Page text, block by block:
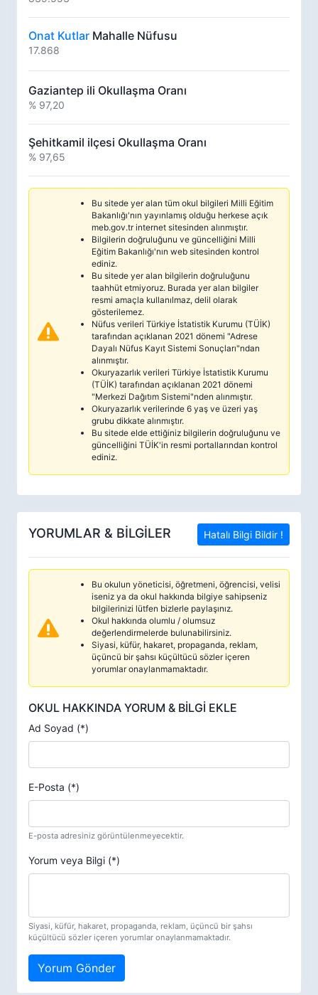
Onat Kutlar Mahalle Nüfusu
17.868
Gaziantep ili Okullaşma Oranı
% 97,20
Şehitkamil ilçesi Okullaşma Oranı
% 97,65
Bu sitede yer alan tüm okul bilgileri Milli Eğitim
Bakanlığı'nın yayınlamış olduğu herkese açık
meb.gov.tr internet sitesinden alınmıştır.
Bilgilerin doğruluğunu ve güncelliğini Milli
Eğitim Bakanlığı'nın web sitesinden kontrol
ediniz.
Bu sitede yer alan bilgilerin doğruluğunu
taahhüt etmiyoruz. Burada yer alan bilgiler
resmi amaçla kullanılmaz, delil olarak
gösterilemez.
Nüfus verileri Türkiye İstatistik Kurumu (TÜİK)
tarafından açıklanan 2021 dönemi "Adrese
Dayalı Nüfus Kayıt Sistemi Sonuçları"ndan
alınmıştır.
Okuryazarlık verileri Türkiye İstatistik Kurumu
(TÜİK) tarafından açıklanan 2021 dönemi
"Merkezi Dağıtım Sistemi"nden alınmıştır.
Okuryazarlık verilerinde 6 yaş ve üzeri yaş
grubu dikkate alınmıştır.
Bu sitede elde ettiğiniz bilgilerin doğruluğunu ve
güncelliğini TÜİK'in resmi portallarından kontrol
ediniz.
YORUMLAR & BİLGİLER Hatalı Bilgi Bildir !
Bu okulun yöneticisi, öğretmeni, öğrencisi, velisi
iseniz ya da okul hakkında bilgiye sahipseniz
bilgilerinizi lütfen bizlerle paylaşınız.
Okul hakkında olumlu / olumsuz
değerlendirmelerde bulunabilirsiniz.
Siyasi, küfür, hakaret, propaganda, reklam,
üçüncü bir şahsı küçültücü sözler içeren
yorumlar onaylanmamaktadır.
OKUL HAKKINDA YORUM & BİLGİ EKLE
Ad Soyad (*)
E-Posta (*)
E-posta adresiniz görüntülenmeyecektir.
Yorum veya Bilgi (*)
Siyasi, küfür, hakaret, propaganda, reklam, üçüncü bir şahsı
küçültücü sözler içeren yorumlar onaylanmamaktadır.
Yorum Gönder